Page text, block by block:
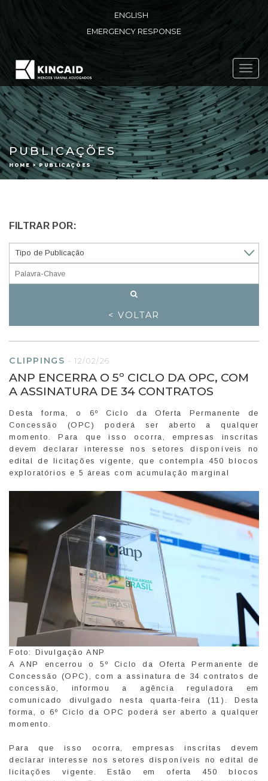
ENGLISH
EMERGENCY RESPONSE
PUBLICAÇÕES
HOME > PUBLICAÇÕES
FILTRAR POR:
< VOLTAR
CLIPPINGS -12/02/26
ANP ENCERRA O 5º CICLO DA OPC, COM
A ASSINATURA DE 34 CONTRATOS
Desta forma, o 6º Ciclo da Oferta Permanente de
Concessão (OPC) poderá ser aberto a qualquer
momento. Para que isso ocorra, empresas inscritas
devem declarar interesse nos setores disponíveis no
edital de licitações vigente, que contempla 450 blocos
exploratórios e 5 áreas com acumulação marginal
Foto: Divulgação ANP
A ANP encerrou o 5º Ciclo da Oferta Permanente de
Concessão (OPC), com a assinatura de 34 contratos de
concessão, informou a agência reguladora em
comunicado divulgado nesta quarta-feira (11). Desta
forma, o 6º Ciclo da OPC poderá ser aberto a qualquer
momento.
Para que isso ocorra, empresas inscritas devem
declarar interesse nos setores disponíveis no edital de
licitações vigente. Estão em oferta 450 blocos